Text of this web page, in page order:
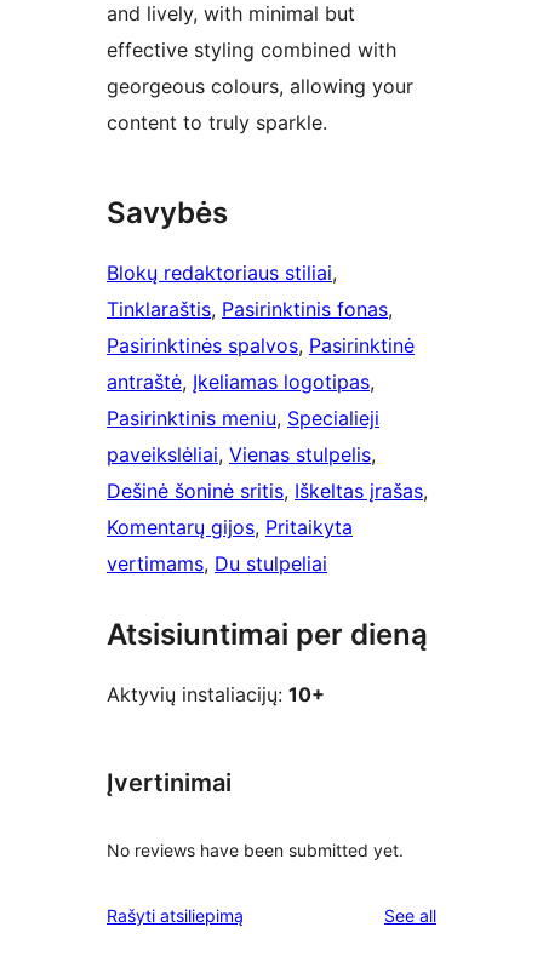
and lively, with minimal but
effective styling combined with
georgeous colours, allowing your
content to truly sparkle.
Savybės
Blokų redaktoriaus stiliai
Tinklaraštis, Pasirinktinis fonas
Pasirinktinės spalvos, Pasirinktinė
antraštė, Įkeliamas logotipas
Pasirinktinis meniu, Specialieji
paveikslėliai, Vienas stulpelis
Dešinė šoninė sritis, Iškeltas įrašas
Komentarų gijos, Pritaikyta
vertimams, Du stulpeliai
Atsisiuntimai per dieną
Aktyvių instaliacijų: 10+
Įvertinimai
No reviews have been submitted yet.
Rašyti atsiliepimą See allreviews